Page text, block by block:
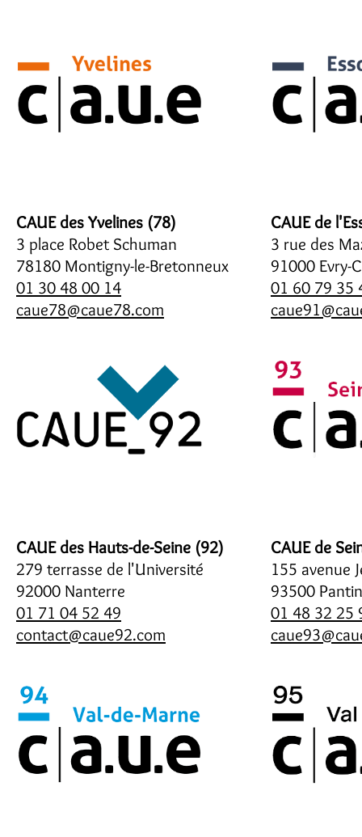
CAUE des Yvelines (78)
3 place Robet Schuman
78180 Montigny-le-Bretonneux
01 30 48 00 14
caue78@caue78.com
CAUE de
3 rue des
91000 Evry-
01 60 79 35
CAUE des Hauts-de-Seine (92)
279 terrasse de l'Université
92000 Nanterre
01 71 04 52 49
contact@caue92.com
CAUE de
155 avenue
93500 Pantin
01 48 32 25